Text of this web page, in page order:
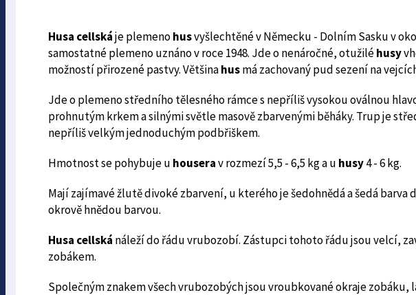
Husa cellskáje plemenohusvyšlechtěné v Německu - Dolním Sasku v
samostatné plemeno uznáno v roce 1948. Jde o nenáročné, otužiléhusy
možností přirozené pastvy. Většinahusmá zachovaný pud sezení na
Jde o plemeno středního tělesného rámce s nepříliš vysokou oválnou
prohnutým krkem a silnými světle masově zbarvenými běháky. Trup je
nepříliš velkým jednoduchým podbřiškem.
Hmotnost se pohybuje u houserav rozmezí 5,5 - 6,5 kg a u husy4 - 6 kg.
Mají zajímavé žlutě divoké zbarvení, u kterého je šedohnědá a šedá barva
okrově hnědou barvou.
Husa cellská náleží do řádu vrubozobí. Zástupci tohoto řádu jsou velcí,
zobákem.
Společným znakem všech vrubozobých jsou vroubkované okraje